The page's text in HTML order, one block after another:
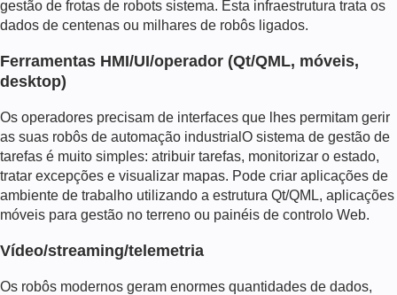
gestão de frotas de robots sistema. Esta infraestrutura trata os
dados de centenas ou milhares de robôs ligados.
Ferramentas HMI/UI/operador (Qt/QML, móveis,
desktop)
Os operadores precisam de interfaces que lhes permitam gerir
as suas robôs de automação industrial O sistema de gestão de
tarefas é muito simples: atribuir tarefas, monitorizar o estado,
tratar excepções e visualizar mapas. Pode criar aplicações de
ambiente de trabalho utilizando a estrutura Qt/QML, aplicações
móveis para gestão no terreno ou painéis de controlo Web.
Vídeo/streaming/telemetria
Os robôs modernos geram enormes quantidades de dados,